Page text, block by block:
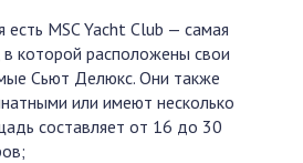
есть MSC Yacht Club — самая
в которой расположены свои
Сьют Делюкс. Они также
или имеют несколько
составляет от 16 до 30